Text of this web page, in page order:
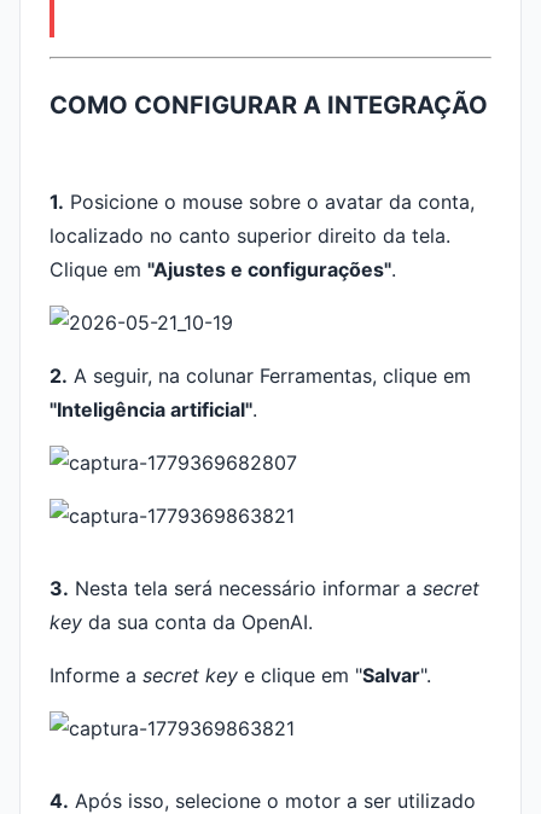
COMO CONFIGURAR A INTEGRAÇÃO
1. Posicione o mouse sobre o avatar da conta,
localizado no canto superior direito da tela.
Clique em "Ajustes e configurações".
2. A seguir, na colunar Ferramentas, clique em
"Inteligência artificial".
3. Nesta tela será necessário informar a secret
key da sua conta da OpenAI.
Informe a secret key e clique em "Salvar".
4. Após isso, selecione o motor a ser utilizado